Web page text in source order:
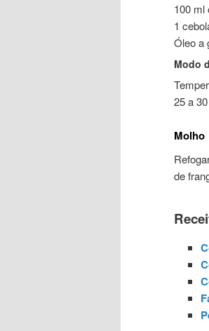
100 ml
1
Óleo a
Modo
25 a
Molho
de